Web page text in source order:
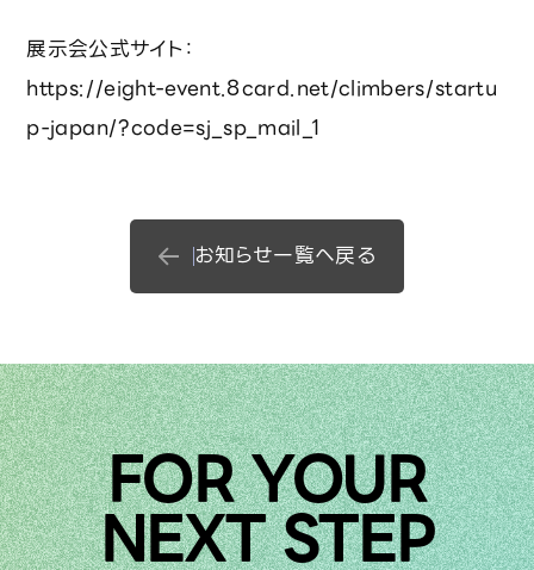
展示会公式サイト：
https://eight-event.8card.net/climbers/startu
p-japan/?code=sj_sp_mail_1
お知らせ一覧へ戻る
FOR YOUR
NEXT STEP